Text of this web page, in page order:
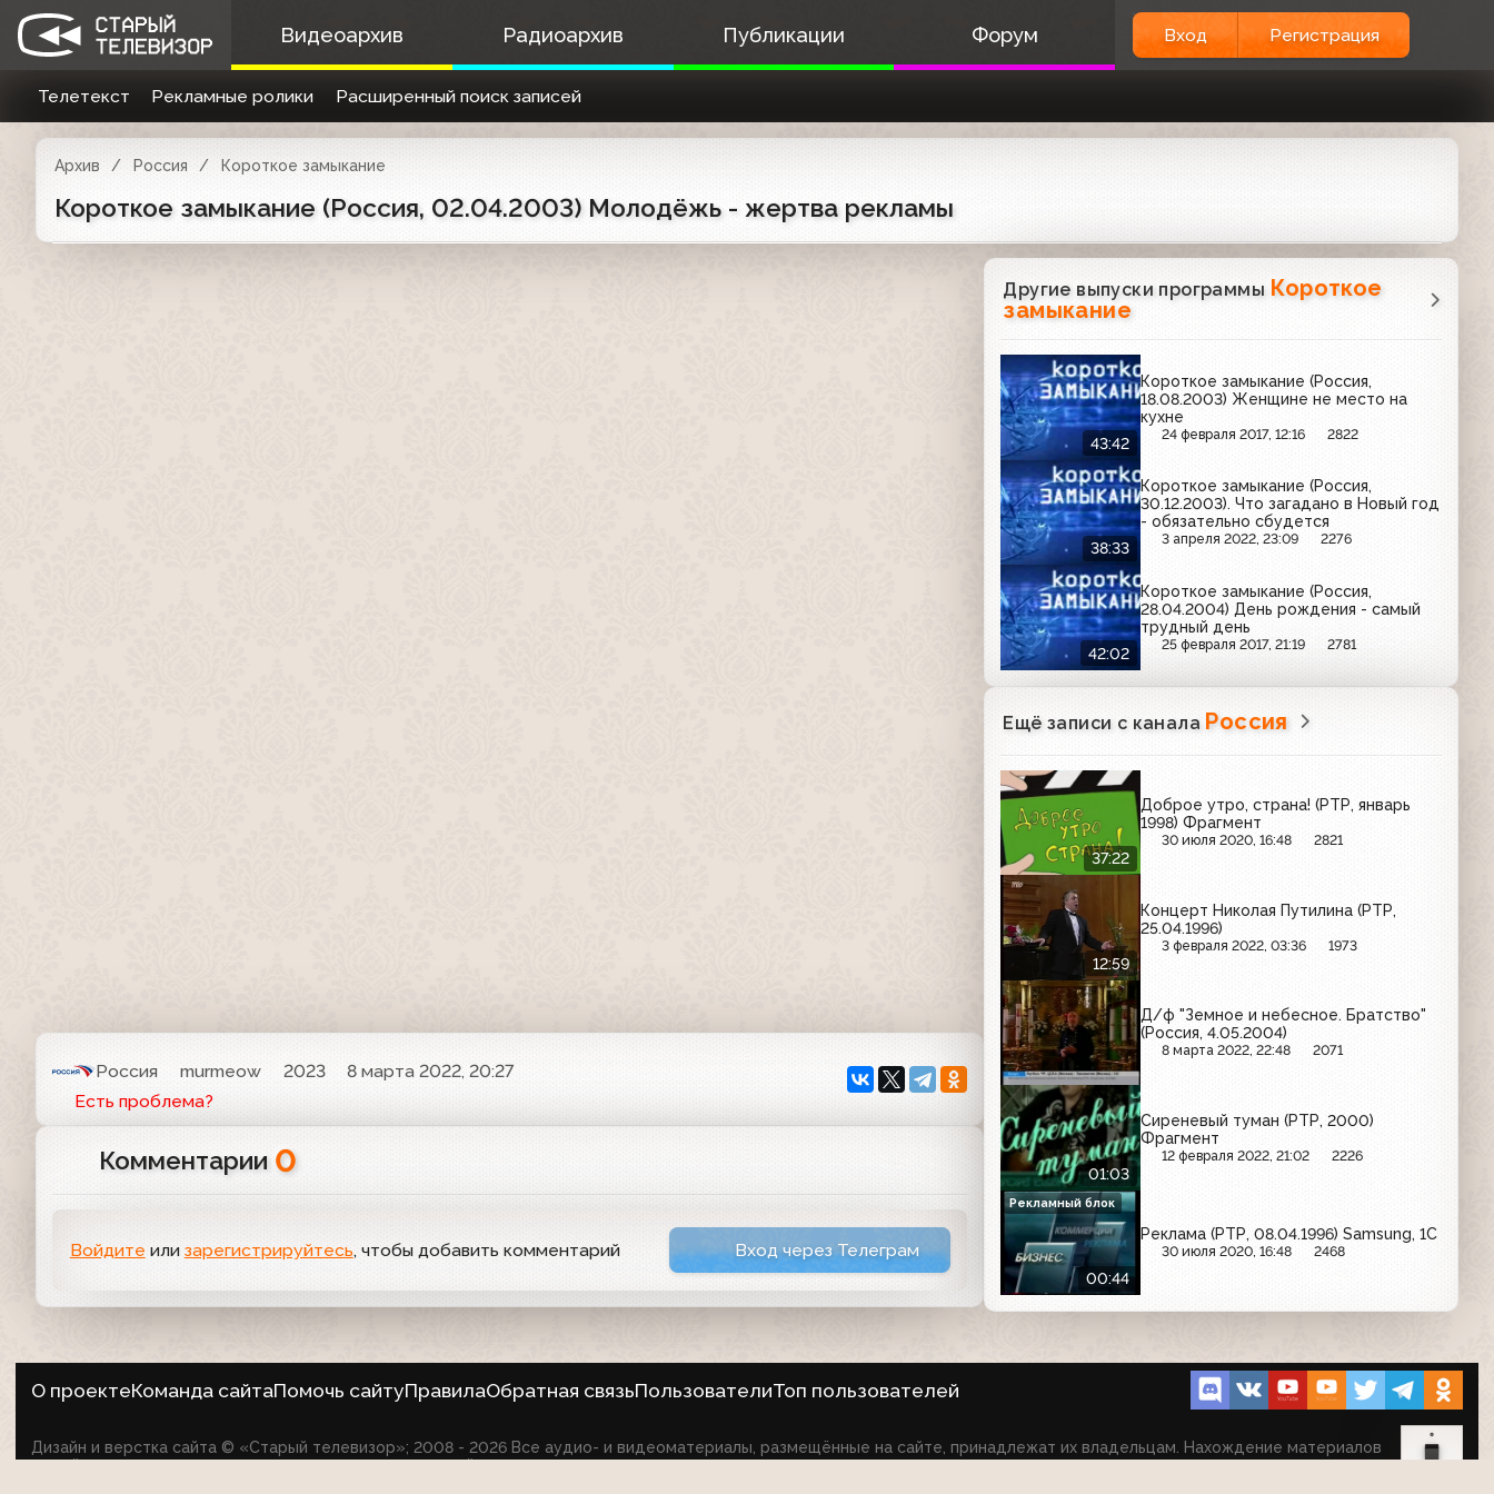
Видеоархив Радиоархив Публикации Форум Вход Регистрация
Телетекст Рекламные ролики Расширенный поиск записей
Архив Россия Короткое замыкание
Короткое замыкание (Россия, 02.04.2003) Молодёжь - жертва рекламы
Россия murmeow 2023
8 марта 2022, 20:27
Есть проблема?
Комментарии 0
Войдите или зарегистрируйтесь, чтобы добавить комментарий Вход через Телеграм
Другие выпуски программы Короткое
замыкание
43:42
Короткое замыкание (Россия,
18.08.2003) Женщине не место на
кухне
24 февраля 2017, 12:16 2822
38:33
Короткое замыкание (Россия,
30.12.2003). Что загадано в Новый год
- обязательно сбудется
3 апреля 2022, 23:09 2276
42:02
Короткое замыкание (Россия,
28.04.2004) День рождения - самый
трудный день
25 февраля 2017, 21:19 2781
Ещё записи с канала Россия
37:22
Доброе утро, страна! (РТР, январь
1998) Фрагмент
30 июля 2020, 16:48 2821
12:59
Концерт Николая Путилина (РТР,
25.04.1996)
3 февраля 2022, 03:36 1973
Д/ф "Земное и небесное. Братство"
(Россия, 4.05.2004)
8 марта 2022, 22:48 2071
01:03
Сиреневый туман (РТР, 2000)
Фрагмент
12 февраля 2022, 21:02 2226
00:44
Реклама (РТР, 08.04.1996) Samsung, 1С
30 июля 2020, 16:48 2468
Рекламный блок
О проектеКоманда сайтаПомочь сайтуПравилаОбратная связьПользователиТоп пользователей
Дизайн и верстка сайта © «Старый телевизор»; 2008 - 2026 Все аудио- и видеоматериалы, размещённые на сайте, принадлежат их владельцам. Нахождение материалов
на сайте не оспаривает авторские права их создателей.